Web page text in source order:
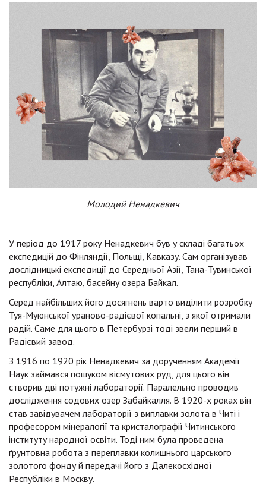
Молодий Ненадкевич
У період до 1917 року Ненадкевич був у складі багатьох
експедицій до Фінляндії, Польщі, Кавказу. Сам організував
дослідницькі експедиції до Середньої Азії, Тана-Тувинської
республіки, Алтаю, басейну озера Байкал.
Серед найбільших його досягнень варто виділити розробку
Туя-Муюнської ураново-радієвої копальні, з якої отримали
радій. Саме для цього в Петербурзі тоді звели перший в
Радієвий завод.
З 1916 по 1920 рік Ненадкевич за дорученням Академії
Наук займався пошуком вісмутових руд, для цього він
створив дві потужні лабораторії. Паралельно проводив
дослідження содових озер Забайкалля. В 1920-х роках він
став завідувачем лабораторії з виплавки золота в Читі і
професором мінералогії та кристалографії Читинського
інституту народної освіти. Тоді ним була проведена
ґрунтовна робота з переплавки колишнього царського
золотого фонду й передачі його з Далекосхідної
Республіки в Москву.